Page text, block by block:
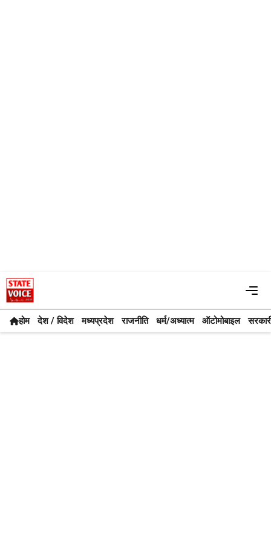
Skip
to
content
होम देश / विदेश मध्यप्रदेश राजनीति धर्म/अध्यात्म ऑटोमोबाइल